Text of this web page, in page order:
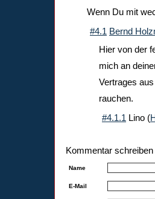
Wenn Du mit
#4.1 Bernd
Hier von der
mich an
Vertrages
rauchen.
#4.1.1 Lino (
Kommentar schreiben
Name
E-Mail